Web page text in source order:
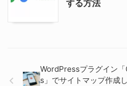
する方法
WordPressプラグイン
s」でサイトマップ作成